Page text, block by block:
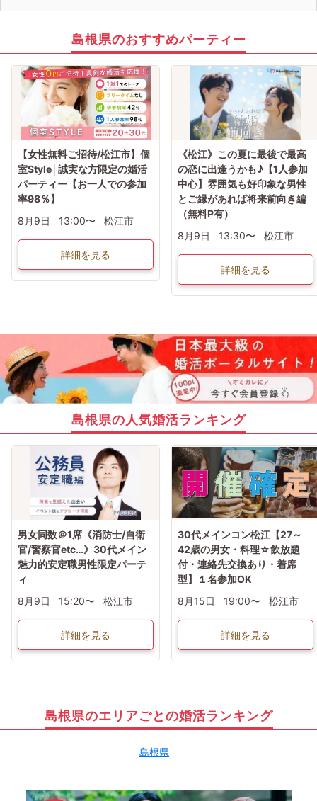
島根県のおすすめパーティー
【女性無料ご招待/松江市】個
室Style│誠実な方限定の婚活
パーティー【お一人での参加
率98％】
8月9日
13:00〜 松江市
詳細を見る
《松江》この夏に最後で最高
の恋に出逢うかも♪【1人参加
中心】雰囲気も好印象な男性
とご縁があれば将来前向き編
（無料P有）
8月9日
13:30〜 松江市
詳細を見る
島根県の人気婚活ランキング
男女同数＠1席《消防士/自衛
官/警察官etc…》30代メイン
魅力的安定職男性限定パーテ
ィ
8月9日
15:20〜 松江市
詳細を見る
30代メインコン松江【27～
42歳の男女・料理☆飲放題
付・連絡先交換あり・着席
型】１名参加OK
8月15日
19:00〜 松江市
詳細を見る
島根県のエリアごとの婚活ランキング
島根県